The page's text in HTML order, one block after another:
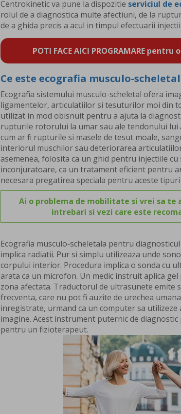
Centrokinetic va pune la dispozitie serviciul de
rolul de a diagnostica multe afectiuni, de la
de a ghida precis a acul in timpul efectuarii
POTI FACE AICI PROGRAMARE
Ce este ecografia musculo-
Ecografia sistemului musculo-scheletal ofera
ligamentelor, articulatiilor si tesuturilor moi din
utilizat in mod obisnuit pentru a ajuta la
rupturile rotorului la umar sau ale tendonului lui
cum ar fi rupturile si masele de tesut moale,
interiorul muschilor sau deteriorarea
asemenea, folosita ca un ghid pentru injectiile
inconjuratoare, ca un tratament eficient pentru
necesara pregatirea speciala pentru aceste tipuri
Ai o problema de mobilitate si vrei sa te
intrebari si vezi care este
Ecografia musculo-scheletala pentru
implica radiatii. Pur si simplu utilizeaza unde
corpului interior. Procedura implica o sonda cu
arata ca un microfon. Un medic instruit aplica
zona afectata. Traductorul de ultrasunete emite
frecventa, care nu pot fi auzite de urechea
inregistrate, urmand ca un computer sa utilizeze
imagine. Acest instrument puternic de
pentru un fizioterapeut.